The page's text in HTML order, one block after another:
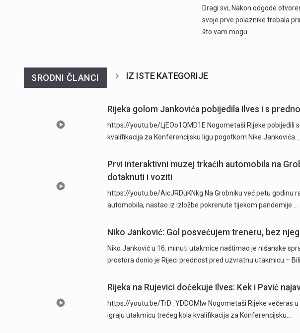
Dragi svi, Nakon odgode
svoje prve polaznike trebala
što vam mogu…
SRODNI ČLANCI IZ ISTE KATEGORIJE
Rijeka golom Jankovića pobijedila Ilves i s
https://youtu.be/LjEOo1QMD1E Nogometaši Rijeke pobijedili
kvalifikacija za Konferencijsku ligu pogotkom Nike Jankovića…
Prvi interaktivni muzej trkaćih automobila na
dotaknuti i voziti
https://youtu.be/AicJRDuKNkg Na Grobniku već petu godinu
automobila, nastao iz izložbe pokrenute tijekom pandemije.…
Niko Janković: Gol posvećujem treneru, bez
Niko Janković u 16. minuti utakmice naštimao je nišanske
prostora donio je Rijeci prednost pred uzvratnu utakmicu.–
Rijeka na Rujevici dočekuje Ilves: Kek i Pavić
https://youtu.be/TrD_YDDOMIw Nogometaši Rijeke večeras
igraju utakmicu trećeg kola kvalifikacija za Konferencijsku…